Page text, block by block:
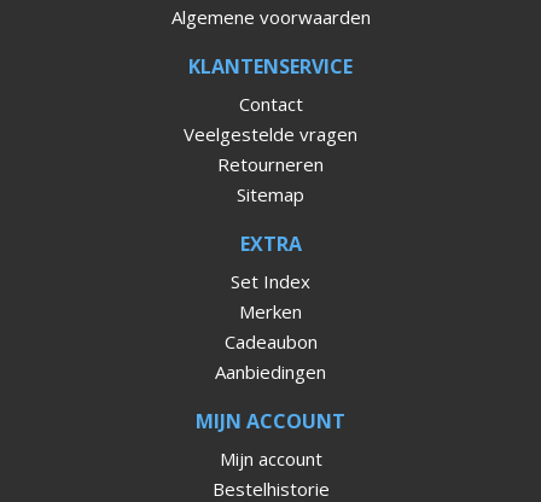
Algemene voorwaarden
KLANTENSERVICE
Contact
Veelgestelde vragen
Retourneren
Sitemap
EXTRA
Set Index
Merken
Cadeaubon
Aanbiedingen
MIJN ACCOUNT
Mijn account
Bestelhistorie